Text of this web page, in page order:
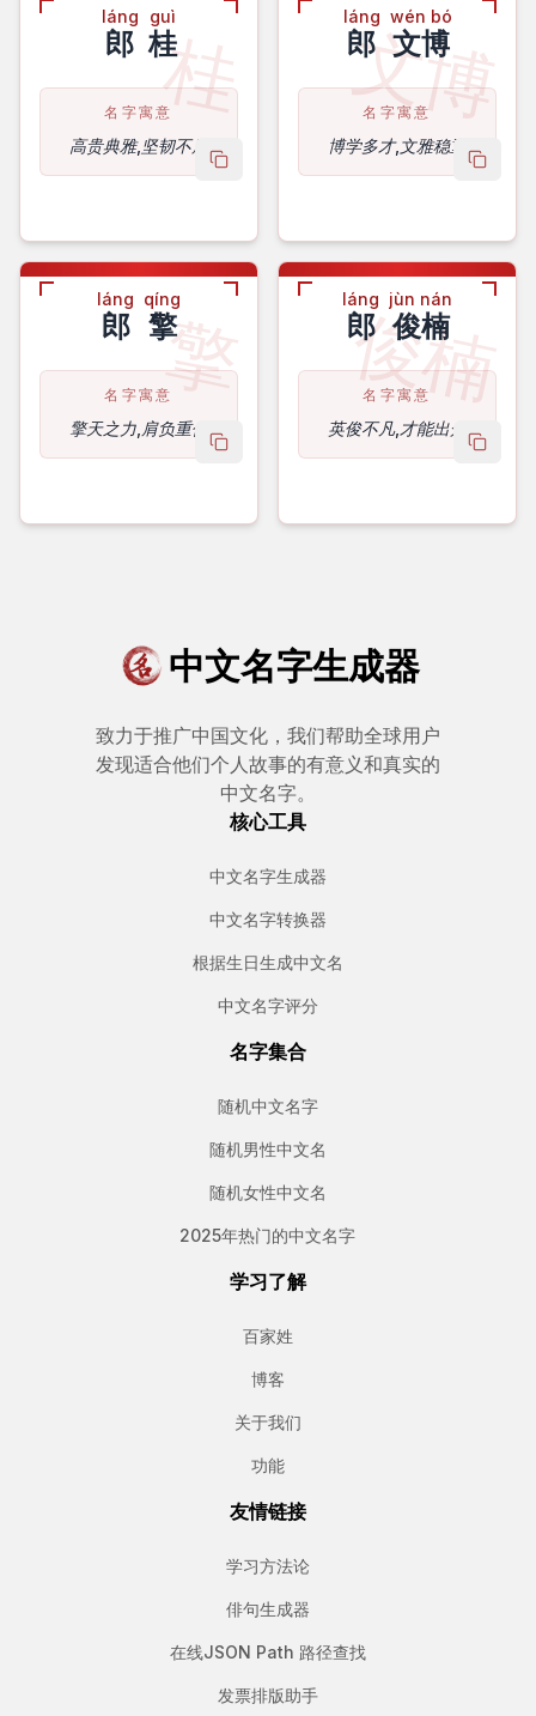
桂
láng
郎
guì
桂
名字寓意
高贵典雅,坚韧不屈
copy name
文博
láng
郎
wén bó
文博
名字寓意
博学多才,文雅稳重
copy
擎
láng
郎
qíng
擎
名字寓意
擎天之力,肩负重任
copy name
俊楠
láng
郎
jùn nán
俊楠
名字寓意
英俊不凡,才能出众
copy
中文名字生成器
致力于推广中国文化，我们帮助全球用户
发现适合他们个人故事的有意义和真实的
中文名字。
核心工具
中文名字生成器
中文名字转换器
根据生日生成中文名
中文名字评分
名字集合
随机中文名字
随机男性中文名
随机女性中文名
2025年热门的中文名字
学习了解
百家姓
博客
关于我们
功能
友情链接
学习方法论
俳句生成器
在线JSON Path 路径查找
发票排版助手